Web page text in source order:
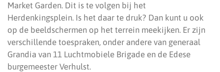
Market Garden. Dit is te volgen bij het
Herdenkingsplein. Is het daar te druk? Dan kunt u ook
op de beeldschermen op het terrein meekijken. Er zijn
verschillende toespraken, onder andere van generaal
Grandia van 11 Luchtmobiele Brigade en de Edese
burgemeester Verhulst.